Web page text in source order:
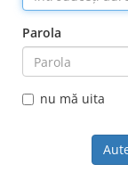
Parola
nu mă uita